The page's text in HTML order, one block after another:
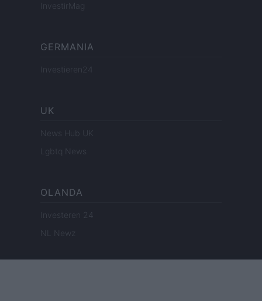
InvestirMag
GERMANIA
Investieren24
UK
News Hub UK
Lgbtq News
OLANDA
Investeren 24
NL Newz